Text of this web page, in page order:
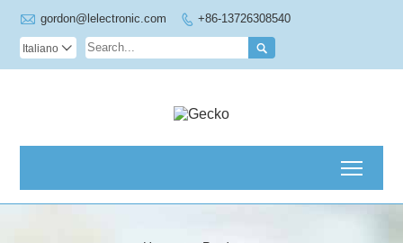
 gordon@lelectronic.com  +86-13726308540

Italiano 